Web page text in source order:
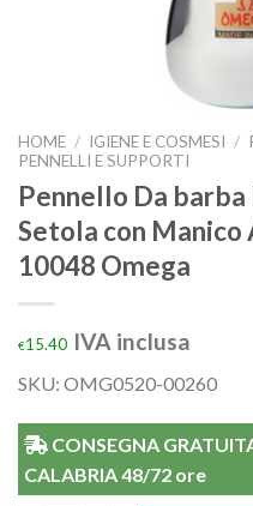
HOME / IGIENE E COSMESI /
PENNELLI E SUPPORTI
Pennello Da
Setola con Manico
10048 Omega
€15.40 IVA inclusa
SKU: OMG0520-00260
CONSEGNA
CALABRIA 48/72 ore